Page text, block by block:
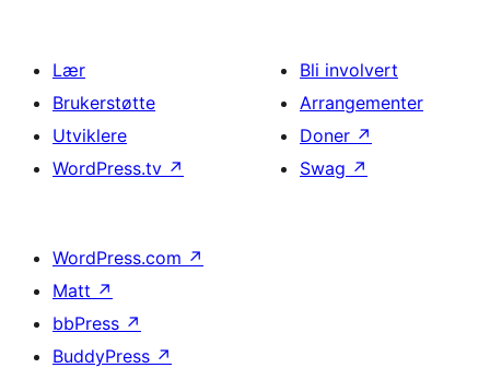
Lær
Brukerstøtte
Utviklere
WordPress.tv ↗
Bli involvert
Arrangementer
Doner ↗
Swag ↗
WordPress.com ↗
Matt ↗
bbPress ↗
BuddyPress ↗